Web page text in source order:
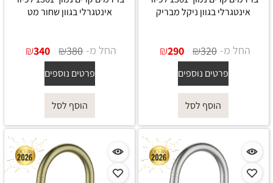
אינטגרלי בגוון ניקל מבריק
החל מ- ₪320
₪290
פרטים נוספים
הוסף לסל
אינטגרלי בגוון שחור מט
החל מ- ₪380
₪340
פרטים נוספים
הוסף לסל